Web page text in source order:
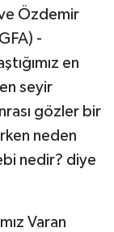
Özdemir
-
en
seyir
gözler bir
neden
nedir? diye
Varan